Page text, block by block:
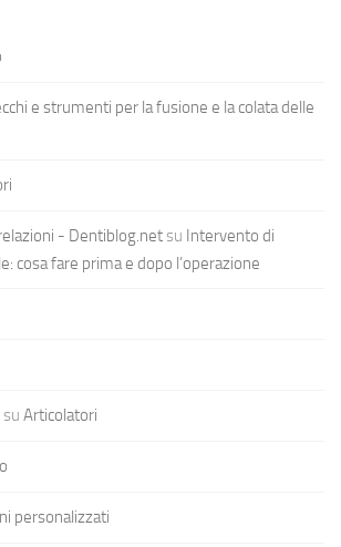
e strumenti per la fusione e la colata delle
- Dentiblog.netsu Intervento di
cosa fare prima e dopo l’operazione
su Articolatori
personalizzati